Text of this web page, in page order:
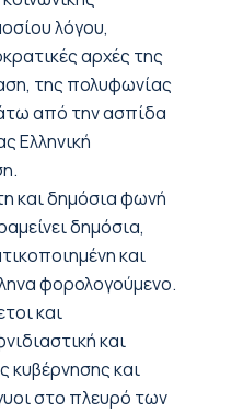
λόγου,
αρχές της
της πολυφωνίας
από την ασπίδα
Ελληνική
και δημόσια φωνή
δημόσια,
και
φορολογούμενο.
και
και
και
στο πλευρό των